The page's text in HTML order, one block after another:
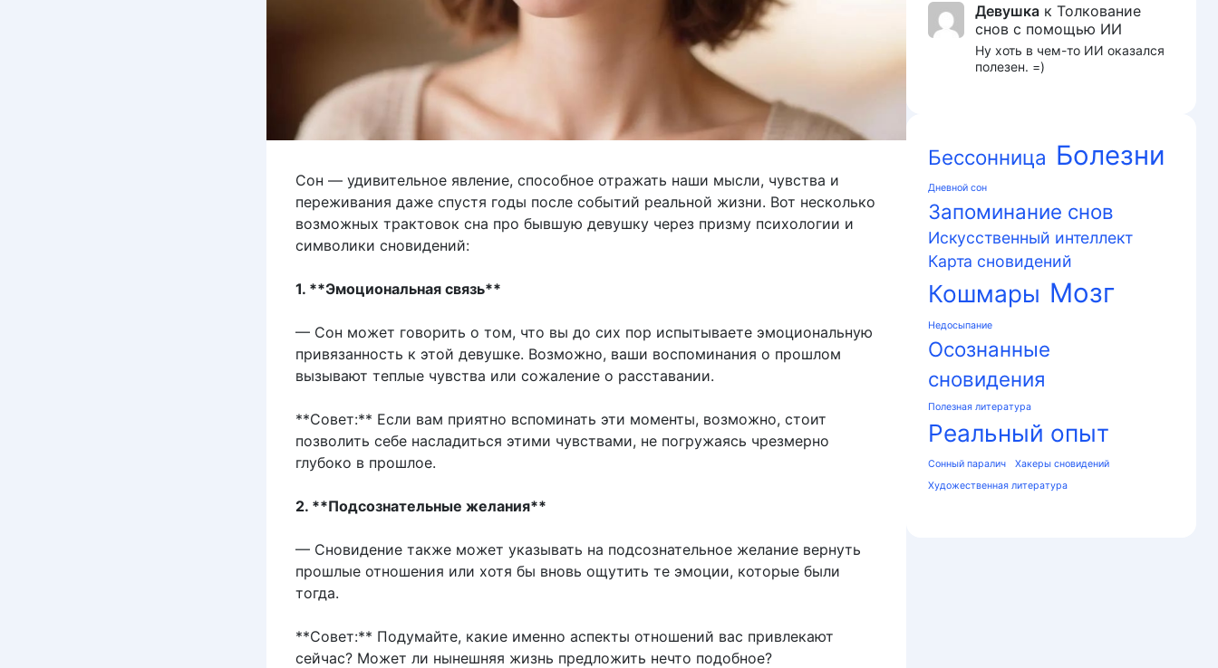
Сон — удивительное явление, способное отражать наши мысли, чувства и
переживания даже спустя годы после событий реальной жизни. Вот несколько
возможных трактовок сна про бывшую девушку через призму психологии и
символики сновидений:
1. **Эмоциональная связь**
— Сон может говорить о том, что вы до сих пор испытываете эмоциональную
привязанность к этой девушке. Возможно, ваши воспоминания о прошлом
вызывают теплые чувства или сожаление о расставании.
**Совет:** Если вам приятно вспоминать эти моменты, возможно, стоит
позволить себе насладиться этими чувствами, не погружаясь чрезмерно
глубоко в прошлое.
2. **Подсознательные желания**
— Сновидение также может указывать на подсознательное желание вернуть
прошлые отношения или хотя бы вновь ощутить те эмоции, которые были
тогда.
**Совет:** Подумайте, какие именно аспекты отношений вас привлекают
сейчас? Может ли нынешняя жизнь предложить нечто подобное?
Девушка к Толкование
снов с помощью ИИ
Ну хоть в чем-то ИИ оказался
полезен. =)
Бессонница Болезни
Дневной сон
Запоминание снов
Искусственный интеллект
Карта сновидений
Кошмары Мозг
Недосыпание
Осознанные
сновидения
Полезная литература
Реальный опыт
Сонный паралич
Хакеры сновидений
Художественная литература